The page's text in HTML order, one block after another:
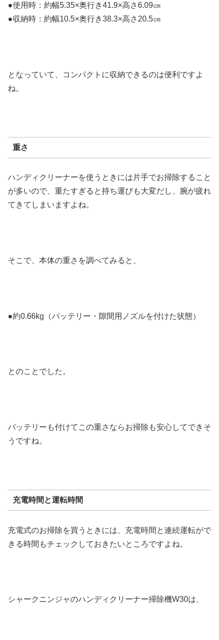
●使用時：約幅5.35×奥行き41.9×高さ6.09㎝
●収納時：約幅10.5×奥行き38.3×高さ20.5㎝
となっていて、コンパクトに収納できるのは便利ですよ
ね。
重さ
ハンディクリーナーを使うときには片手でお掃除すること
が多いので、重たすぎると持ち運びも大変だし、腕が疲れ
てきてしまいますよね。
そこで、本体の重さを調べてみると、
●約0.66kg（バッテリー・隙間用ノズルを付けた状態）
とのことでした。
バッテリーも付けてこの重さならお掃除も安心してできそ
うですね。
充電時間と運転時間
充電式のお掃除を買うときには、充電時間と連続運転がで
きる時間もチェックしておきたいところですよね。
シャークニンジャのハンディクリーナー掃除機W30は、